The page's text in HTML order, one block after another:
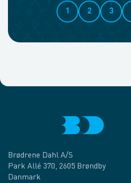
1 2 3
Brødrene Dahl A/S
Park Allé 370, 2605 Brøndby
Danmark